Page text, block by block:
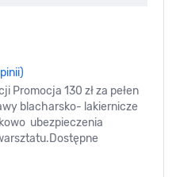
Promocja 130 zł za pełen
blacharsko- lakiernicze
ubezpieczenia